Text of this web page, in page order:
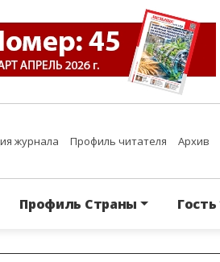
журнала Профиль читателя Архив
Профиль Страны Гость